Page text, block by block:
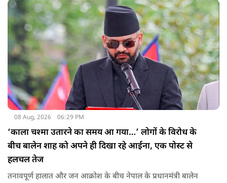
08 Aug, 2026 06:29 PM
‘काला चश्मा उतारने का समय आ गया…’ लोगों के विरोध के
बीच बालेन शाह को अपने ही दिखा रहे आईना, एक पोस्ट से
हलचल तेज
तनावपूर्ण हालात और जन आक्रोश के बीच नेपाल के प्रधानमंत्री बालेन